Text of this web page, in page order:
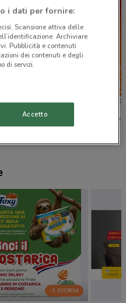
Spazio
-3 GIORNI
i dati per fornire:
Scansione attiva delle
Archiviare
Pubblicità e contenuti
dei contenuti e degli
di servizi.
Accetto